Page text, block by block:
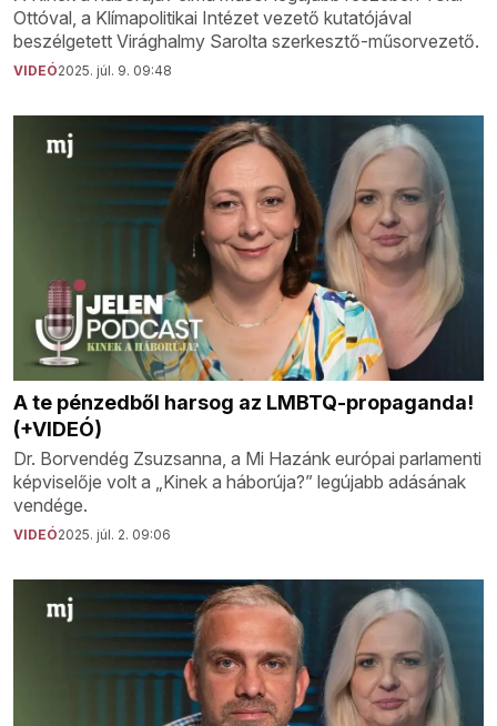
Ottóval, a Klímapolitikai Intézet vezető kutatójával
beszélgetett Virághalmy Sarolta szerkesztő-műsorvezető.
VIDEÓ2025. júl. 9. 09:48
A te pénzedből harsog az LMBTQ-propaganda!
(+VIDEÓ)
Dr. Borvendég Zsuzsanna, a Mi Hazánk európai parlamenti
képviselője volt a „Kinek a háborúja?” legújabb adásának
vendége.
VIDEÓ2025. júl. 2. 09:06